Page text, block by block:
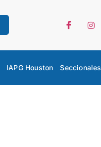
IAPG Houston Seccionales